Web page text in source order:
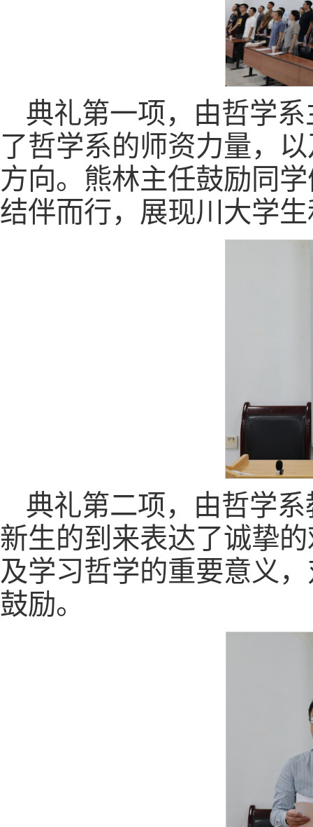
典礼第一项，由哲学
了哲学系的师资力量，
方向。熊林主任鼓励同
结伴而行，展现川大学
典礼第二项，由哲学
新生的到来表达了诚挚
及学习哲学的重要意义
鼓励。